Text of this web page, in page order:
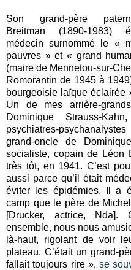
Son grand-père
Breitman (1890-1983)
médecin surnommé le «
pauvres » et « grand
(maire de Mennetou-sur-
Romorantin de 1945 à
bourgeoisie laïque éclairée
Un de mes arrière-
Dominique Strauss-
psychiatres-
grand-oncle de
socialiste, copain de Léon
très tôt, en 1941. C’est
aussi parce qu’il était
éviter les épidémies. Il a
camp que le père de
[Drucker, actrice, Nda].
ensemble, nous nous
là-haut, rigolant de voir
plateau. C’était un grand-
fallait toujours rire », se